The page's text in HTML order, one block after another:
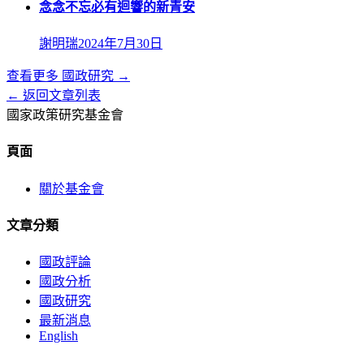
念念不忘必有迴響的新青安
謝明瑞2024年7月30日
查看更多 國政研究 →
← 返回文章列表
國家政策研究基金會
頁面
關於基金會
文章分類
國政評論
國政分析
國政研究
最新消息
English